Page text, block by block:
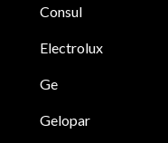
Consul
Electrolux
Ge
Gelopar